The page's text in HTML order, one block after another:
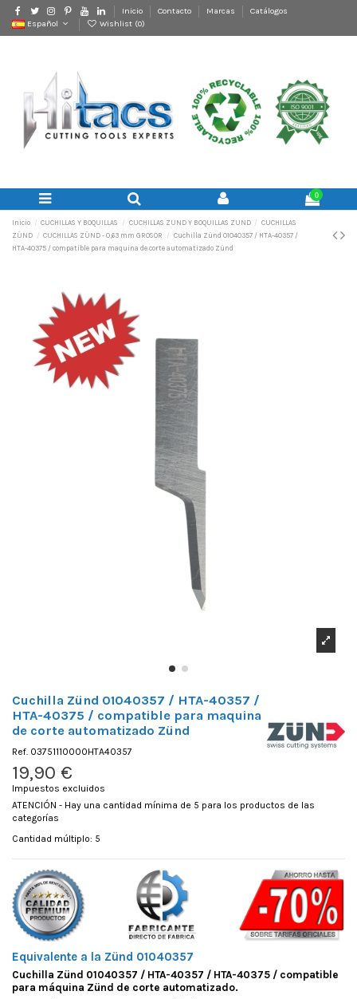
Inicio Contacto Marcas
Catálogos
Español
Wishlist (0)
0
Inicio CUCHILLAS Y BOQUILLAS CUCHILLAS ZUND Y BOQUILLAS ZUND
CUCHILLAS
ZÜND
CUCHILLAS ZÜND - 0,63 mm GROSOR
Cuchilla Zünd 01040357 / HTA-40357 /
HTA-40375 / compatible para maquina de corte automatizado Zünd
Cuchilla Zünd 01040357 / HTA-40357 /
HTA-40375 / compatible para maquina
de corte automatizado Zünd
Ref. 03751110000HTA40357
19,90 €
Impuestos excluidos
ATENCIÓN - Hay una cantidad mínima de 5 para los productos de las
categorías
Cantidad múltiplo: 5
Equivalente a la Zünd 01040357
Cuchilla Zünd 01040357 / HTA-40357 / HTA-40375 / compatible
para máquina Zünd de corte automatizado.